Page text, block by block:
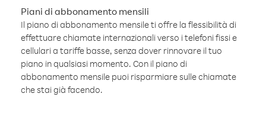
Piani di abbonamento mensili
Il piano di abbonamento mensile ti offre la flessibilità di
effettuare chiamate internazionali verso i telefoni fissi e
cellulari a tariffe basse, senza dover rinnovare il tuo
piano in qualsiasi momento. Con il piano di
abbonamento mensile puoi risparmiare sulle chiamate
che stai già facendo.